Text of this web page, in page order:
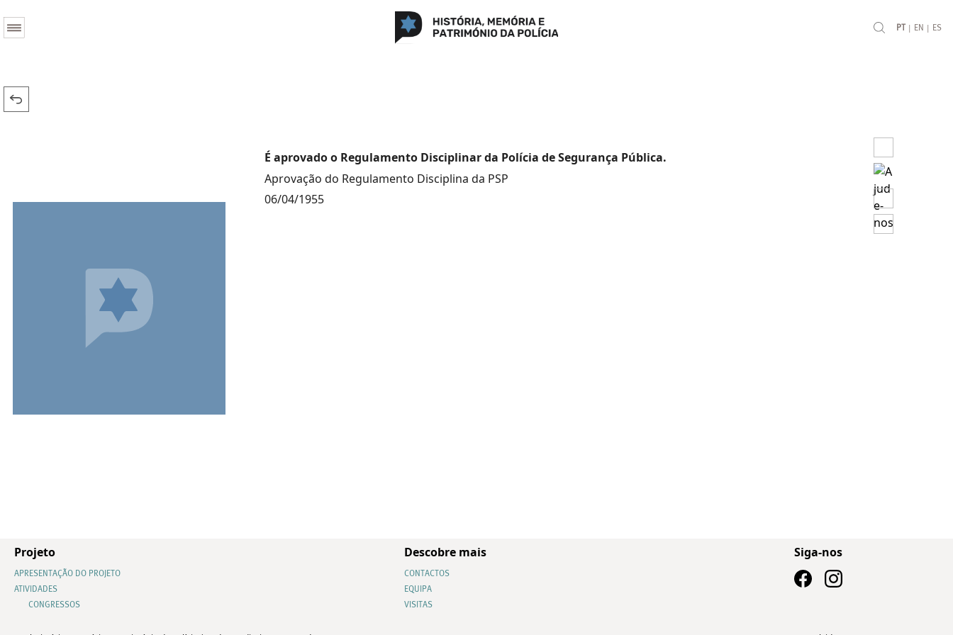
PT | EN | ES
É aprovado o Regulamento Disciplinar da Polícia de Segurança Pública.
Aprovação do Regulamento Disciplina da PSP
06/04/1955
Projeto
APRESENTAÇÃO DO PROJETO
ATIVIDADES
CONGRESSOS
Descobre mais
CONTACTOS
EQUIPA
VISITAS
Siga-nos